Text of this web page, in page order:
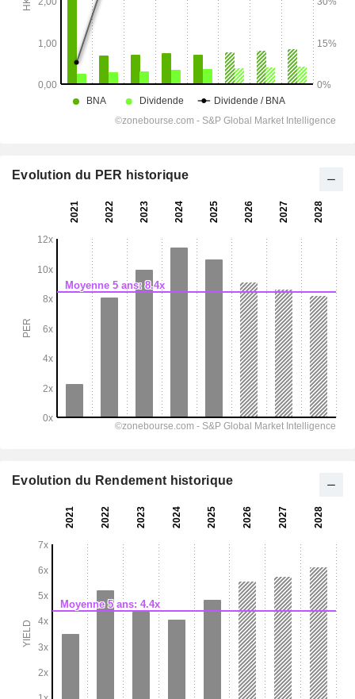
Evolution du PER historique
Evolution du Rendement historique